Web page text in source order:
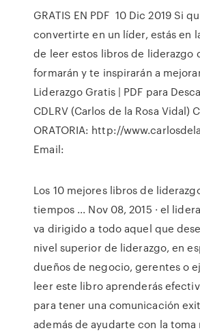
GRATIS EN PDF 10 Dic 2019 Si
convertirte en un líder, estás en
de leer estos libros de liderazgo
formarán y te inspirarán a
Liderazgo Gratis | PDF para
CDLRV (Carlos de la Rosa Vidal)
ORATORIA: http://
Email:
Los 10 mejores libros de
tiempos ... Nov 08, 2015 · el
va dirigido a todo aquel que
nivel superior de liderazgo, en
dueños de negocio, gerentes o
leer este libro aprenderás
para tener una comunicación
además de ayudarte con la toma